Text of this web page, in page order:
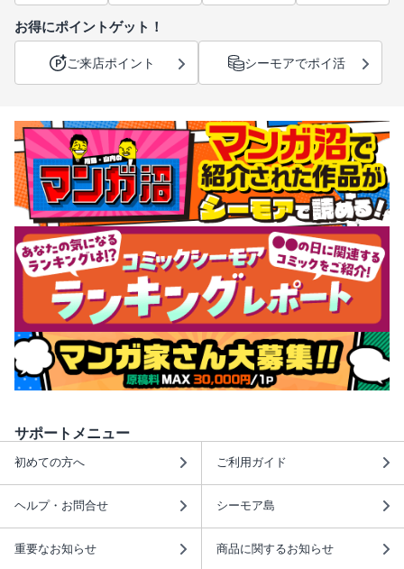
お得にポイントゲット！
ご来店ポイント シーモアでポイ活
サポートメニュー
初めての方へ ご利用ガイド
ヘルプ・お問合せ シーモア島
重要なお知らせ 商品に関するお知らせ